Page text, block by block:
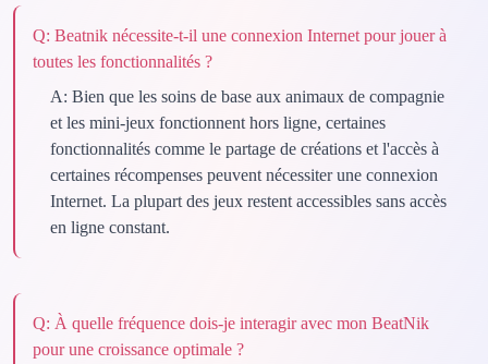
Q: Beatnik nécessite-t-il une connexion Internet pour jouer à
toutes les fonctionnalités ?
A: Bien que les soins de base aux animaux de compagnie
et les mini-jeux fonctionnent hors ligne, certaines
fonctionnalités comme le partage de créations et l'accès à
certaines récompenses peuvent nécessiter une connexion
Internet. La plupart des jeux restent accessibles sans accès
en ligne constant.
Q: À quelle fréquence dois-je interagir avec mon BeatNik
pour une croissance optimale ?